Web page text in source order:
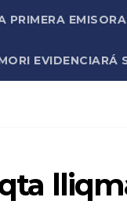
EVIDENCIARÁ